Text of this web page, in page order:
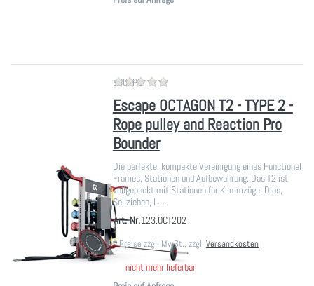
ESCAPE Zu diesem Produkt liegen noch
Escape OCTAGON T2 - TYPE 2 -
Rope pulley and Reaction Pro
Bounder
Die perfekte, kompakte Vereinigung eines Functional
Frames, Stationen und Aufbewahrung. Das T2 ist
vollgepackt mit Stationen für Klimmzüge, Dips,
Seilziehen, L…
Art.-Nr.123.OCT202
*Preise zzgl. MwSt., zzgl. Versandkosten
nicht mehr lieferbar